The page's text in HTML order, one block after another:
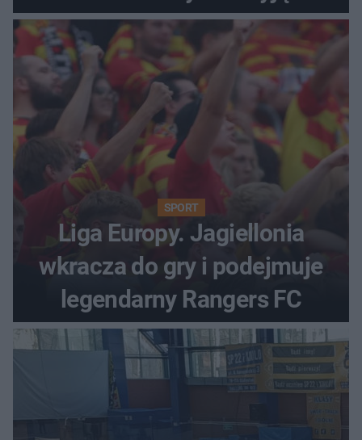
oburzenia!
SPORT
Liga Europy. Jagiellonia
wkracza do gry i podejmuje
legendarny Rangers FC